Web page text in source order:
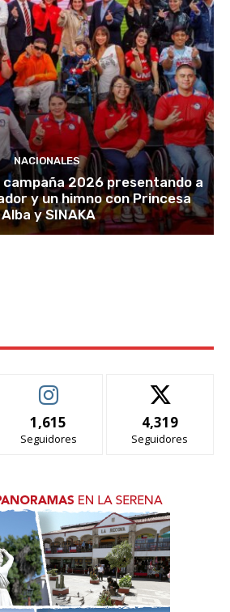
NACIONALES
campaña 2026 presentando a
y un himno con Princesa
Alba y SINAKA
1,615
Seguidores
4,319
Seguidores